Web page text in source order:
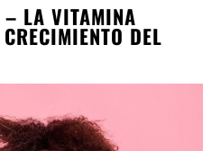
LA VITAMINA
DEL